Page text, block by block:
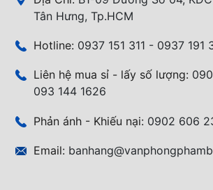
Tân Hưng, Tp.HCM
Hotline: 0937 151 311 - 0937 191
Liên hệ mua sỉ - lấy số lượng:
093 144 1626
Phản ánh - Khiếu nại: 0902 606
Email: